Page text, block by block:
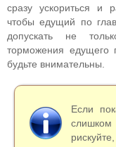
сразу ускориться и
чтобы едущий по
допускать не
торможения едущего
будьте внимательны.
Если
слишком